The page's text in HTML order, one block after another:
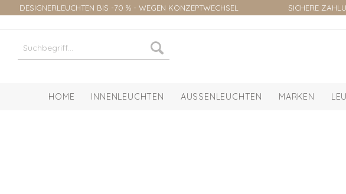
DESIGNERLEUCHTEN BIS -70 % - WEGEN KONZEPTWECHSEL SICHERE
HOME INNENLEUCHTEN AUSSENLEUCHTEN MARKEN